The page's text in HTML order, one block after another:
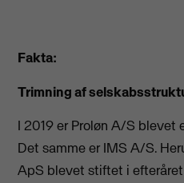
Fakta:
Trimning af
I 2019 er Proløn A/S blevet
Det samme er IMS A/S.
ApS blevet stiftet i